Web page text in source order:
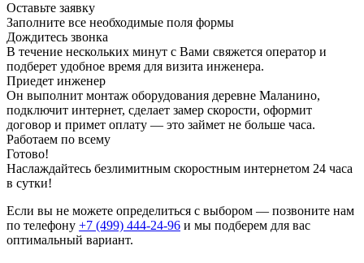
Оставьте заявку
Заполните все необходимые поля формы
Дождитесь звонка
В течение нескольких минут с Вами свяжется оператор и
подберет удобное время для визита инженера.
Приедет инженер
Он выполнит монтаж оборудования деревне Маланино,
подключит интернет, сделает замер скорости, оформит
договор и примет оплату — это займет не больше часа.
Работаем по всему
Готово!
Наслаждайтесь безлимитным скоростным интернетом 24 часа
в сутки!
Если вы не можете определиться с выбором — позвоните нам
по телефону +7 (499) 444-24-96 и мы подберем для вас
оптимальный вариант.